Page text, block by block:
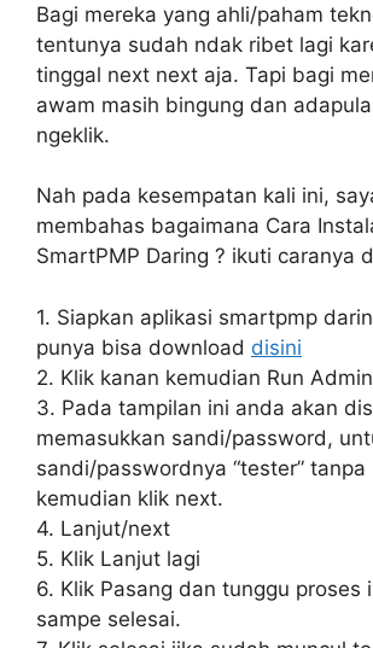
Bagi mereka yang ahli/paham
tentunya sudah ndak ribet lagi
tinggal next next aja. Tapi bagi
awam masih bingung dan
ngeklik.
Nah pada kesempatan kali ini,
membahas bagaimana Cara
SmartPMP Daring ? ikuti caranya
1. Siapkan aplikasi smartpmp
punya bisa download disini
2. Klik kanan kemudian Run
3. Pada tampilan ini anda akan
memasukkan sandi/password,
sandi/passwordnya “tester”
kemudian klik next.
4. Lanjut/next
5. Klik Lanjut lagi
6. Klik Pasang dan tunggu proses
sampe selesai.